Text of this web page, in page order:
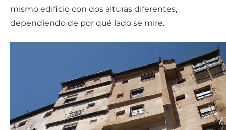
mismo edificio con dos alturas diferentes,
dependiendo de por qué lado se mire.